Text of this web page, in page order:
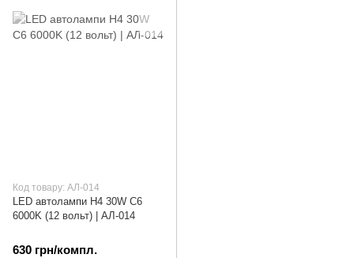
Код товару: АЛ-014
LED автолампи H4 30W C6
6000K (12 вольт) | АЛ-014
630 грн/компл.